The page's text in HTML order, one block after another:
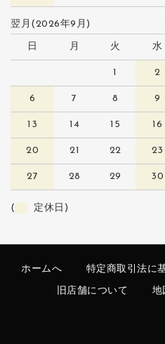
翌月(2026年9月)
日 月 火 水
1 2
6 7 8 9
13 14 15 16
20 21 22 23
27 28 29 30
( 定休日)
ホームへ 特定商取引法に
旧店舗について 地